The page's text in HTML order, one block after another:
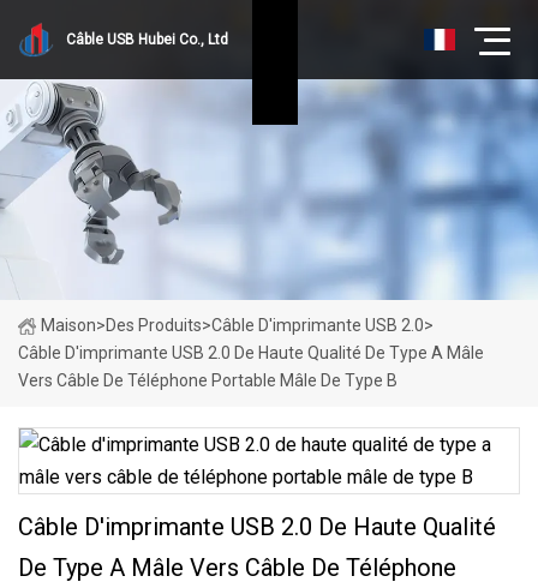
Câble USB Hubei Co., Ltd
Maison>Des Produits>Câble D'imprimante USB 2.0>
Câble D'imprimante USB 2.0 De Haute Qualité De Type A Mâle
Vers Câble De Téléphone Portable Mâle De Type B
Câble D'imprimante USB 2.0 De Haute Qualité
De Type A Mâle Vers Câble De Téléphone